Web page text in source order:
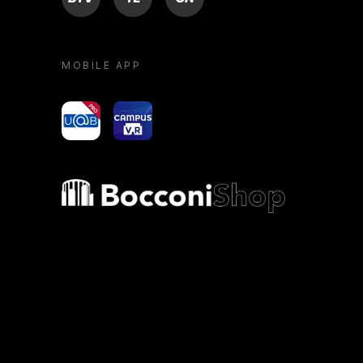
MOBILE APP
yoU@B Campus VR
Bocconi shop